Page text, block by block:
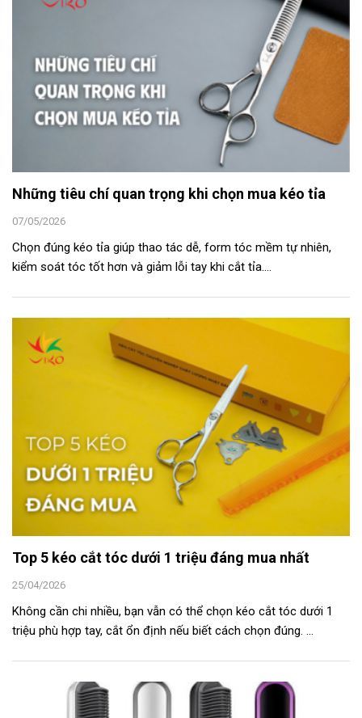
Những tiêu chí quan trọng khi chọn mua kéo tỉa
07/05/2026
Chọn đúng kéo tỉa giúp thao tác dễ, form tóc mềm tự nhiên,
kiểm soát tóc tốt hơn và giảm lỗi tay khi cắt tỉa....
Top 5 kéo cắt tóc dưới 1 triệu đáng mua nhất
25/04/2026
Không cần chi nhiều, bạn vẫn có thể chọn kéo cắt tóc dưới 1
triệu phù hợp tay, cắt ổn định nếu biết cách chọn đúng. ...